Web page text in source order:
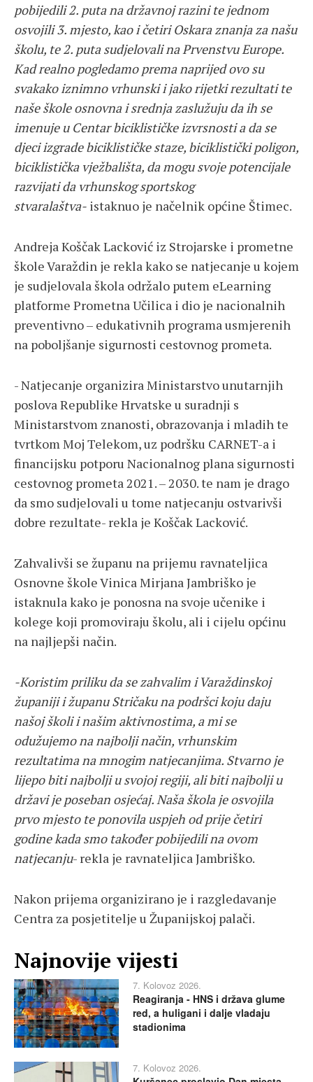
pobijedili 2. puta na državnoj razini te jednom
osvojili 3. mjesto, kao i četiri Oskara znanja za našu
školu, te 2. puta sudjelovali na Prvenstvu Europe.
Kad realno pogledamo prema naprijed ovo su
svakako iznimno vrhunski i jako rijetki rezultati te
naše škole osnovna i srednja zaslužuju da ih se
imenuje u Centar biciklističke izvrsnosti a da se
djeci izgrade biciklističke staze, biciklistički poligon,
biciklistička vježbališta, da mogu svoje potencijale
razvijati da vrhunskog sportskog
stvaralaštva- istaknuo je načelnik općine Štimec.
Andreja Koščak Lacković iz Strojarske i prometne
škole Varaždin je rekla kako se natjecanje u kojem
je sudjelovala škola održalo putem eLearning
platforme Prometna Učilica i dio je nacionalnih
preventivno – edukativnih programa usmjerenih
na poboljšanje sigurnosti cestovnog prometa.
- Natjecanje organizira Ministarstvo unutarnjih
poslova Republike Hrvatske u suradnji s
Ministarstvom znanosti, obrazovanja i mladih te
tvrtkom Moj Telekom, uz podršku CARNET-a i
financijsku potporu Nacionalnog plana sigurnosti
cestovnog prometa 2021. – 2030. te nam je drago
da smo sudjelovali u tome natjecanju ostvarivši
dobre rezultate- rekla je Koščak Lacković.
Zahvalivši se županu na prijemu ravnateljica
Osnovne škole Vinica Mirjana Jambriško je
istaknula kako je ponosna na svoje učenike i
kolege koji promoviraju školu, ali i cijelu općinu
na najljepši način.
-Koristim priliku da se zahvalim i Varaždinskoj
županiji i županu Stričaku na podršci koju daju
našoj školi i našim aktivnostima, a mi se
odužujemo na najbolji način, vrhunskim
rezultatima na mnogim natjecanjima. Stvarno je
lijepo biti najbolji u svojoj regiji, ali biti najbolji u
državi je poseban osjećaj. Naša škola je osvojila
prvo mjesto te ponovila uspjeh od prije četiri
godine kada smo također pobijedili na ovom
natjecanju- rekla je ravnateljica Jambriško.
Nakon prijema organizirano je i razgledavanje
Centra za posjetitelje u Županijskoj palači.
Najnovije vijesti
7. Kolovoz 2026.
Reagiranja - HNS i država glume
red, a huligani i dalje vladaju
stadionima
7. Kolovoz 2026.